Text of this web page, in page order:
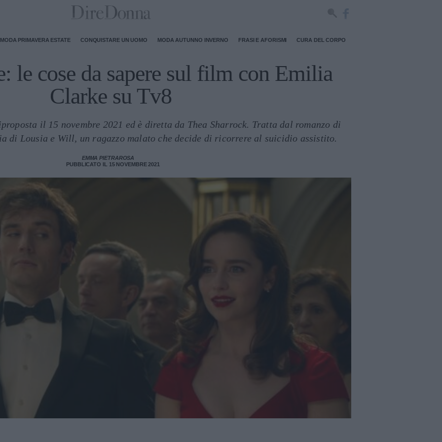
MODA PRIMAVERA ESTATE CONQUISTARE UN UOMO MODA AUTUNNO INVERNO FRASI E AFORISMI CURA DEL CORPO
le cose da sapere sul film con Emilia
Clarke su Tv8
il 15 novembre 2021 ed è diretta da Thea Sharrock. Tratta dal romanzo di
di Lousia e Will, un ragazzo malato che decide di ricorrere al suicidio assistito.
EMMA PIETRAROSA
PUBBLICATO IL 15 NOVEMBRE 2021